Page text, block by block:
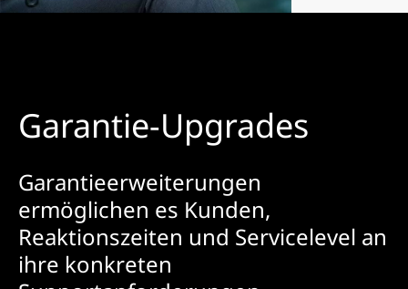
Garantie-Upgrades
Garantieerweiterungen
ermöglichen es Kunden,
Reaktionszeiten und Servicelevel an
ihre konkreten